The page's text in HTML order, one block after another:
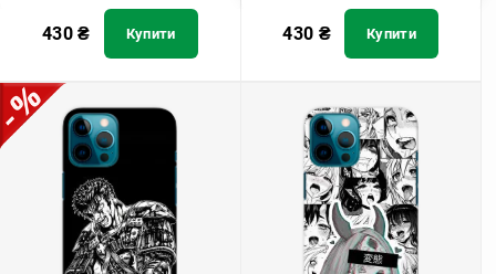
430₴ Купити 430 ₴ Купити